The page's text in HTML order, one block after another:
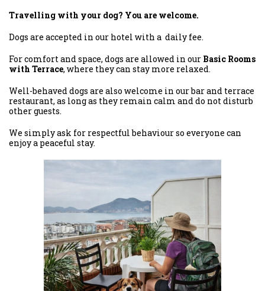
Travelling with your dog? You are welcome.
Dogs are accepted in our hotel with a daily fee.
For comfort and space, dogs are allowed in our Basic Rooms
with Terrace, where they can stay more relaxed.
Well-behaved dogs are also welcome in our bar and terrace
restaurant, as long as they remain calm and do not disturb
other guests.
We simply ask for respectful behaviour so everyone can
enjoy a peaceful stay.